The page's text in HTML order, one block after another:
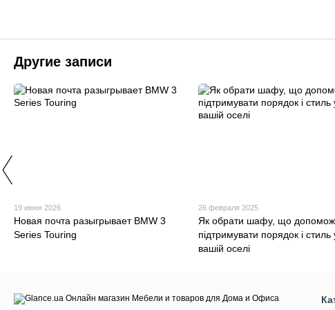
Другие записи
19 июня 2026
Новая почта разыгрывает BMW 3
Series Touring
26 февраля 2025
Як обрати шафу, що
підтримувати порядок і стиль
вашій оселі